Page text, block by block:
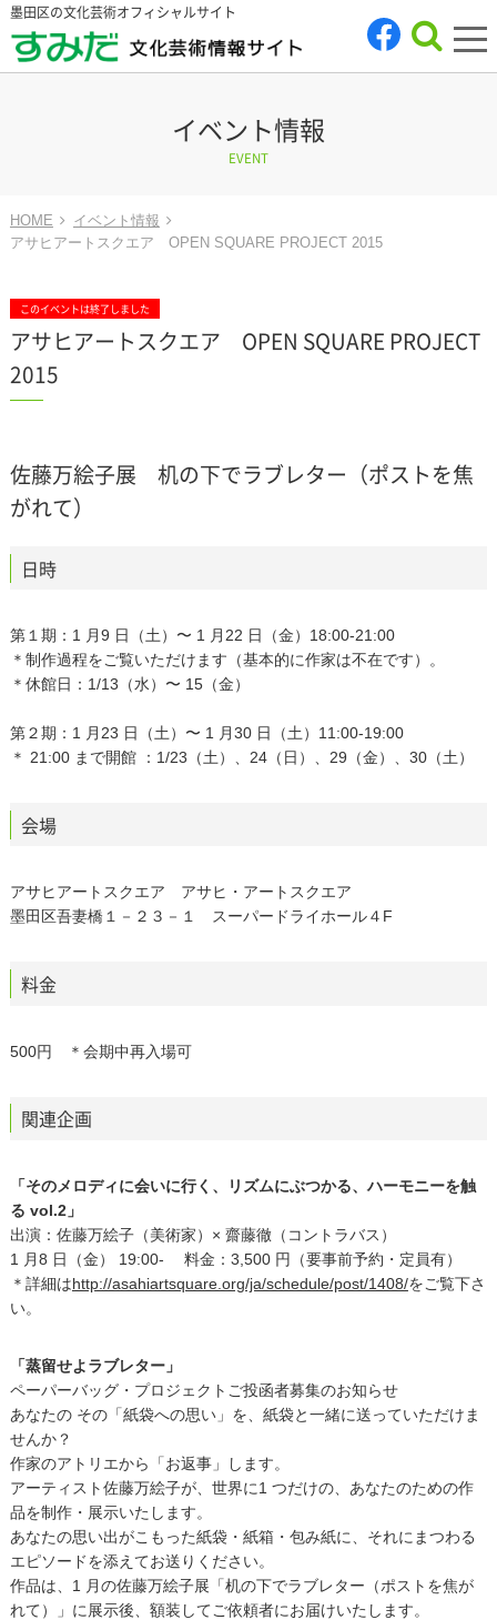
墨田区の文化芸術オフィシャルサイト
イベント情報
EVENT
HOME
イベント情報
アサヒアートスクエア OPEN SQUARE PROJECT 2015
このイベントは終了しました
アサヒアートスクエア OPEN SQUARE PROJECT
2015
佐藤万絵子展 机の下でラブレター（ポストを焦
がれて）
日時
第１期：1 月9 日（土）〜 1 月22 日（金）18:00-21:00
＊制作過程をご覧いただけます（基本的に作家は不在です）。
＊休館日：1/13（水）〜 15（金）
第２期：1 月23 日（土）〜 1 月30 日（土）11:00-19:00
＊ 21:00 まで開館 ：1/23（土）、24（日）、29（金）、30（土）
会場
アサヒアートスクエア アサヒ・アートスクエア
墨田区吾妻橋１－２３－１ スーパードライホール４F
料金
500円 ＊会期中再入場可
関連企画
「そのメロディに会いに行く、リズムにぶつかる、ハーモニーを触
る vol.2」
出演：佐藤万絵子（美術家）× 齋藤徹（コントラバス）
1 月8 日（金） 19:00- 料金：3,500 円（要事前予約・定員有）
＊詳細はhttp://asahiartsquare.org/ja/schedule/post/1408/をご覧下さ
い。
「蒸留せよラブレター」
ペーパーバッグ・プロジェクトご投函者募集のお知らせ
あなたの その「紙袋への思い」を、紙袋と一緒に送っていただけま
せんか？
作家のアトリエから「お返事」します。
アーティスト佐藤万絵子が、世界に1 つだけの、あなたのための作
品を制作・展示いたします。
あなたの思い出がこもった紙袋・紙箱・包み紙に、それにまつわる
エピソードを添えてお送りください。
作品は、1 月の佐藤万絵子展「机の下でラブレター（ポストを焦が
れて）」に展示後、額装してご依頼者にお届けいたします。